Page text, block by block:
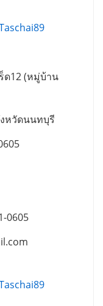
ด12 (หมู่บ้าน
หวัดนนทบุรี
0605